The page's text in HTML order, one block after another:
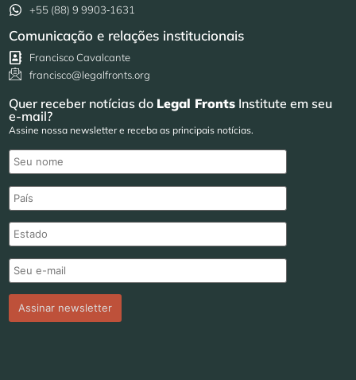
+55 (88) 9 9903‑1631
Comunicação e relações institucionais
Francisco Cavalcante
francisco@legalfronts.org
Quer receber notícias do Legal Fronts Institute em seu
e-mail?
Assine nossa newsletter e receba as principais notícias.